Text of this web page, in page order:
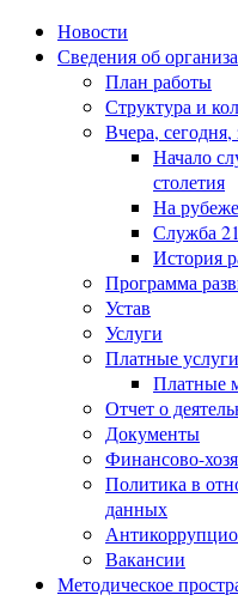
Новости
Сведения об
План работы
Структура и
Вчера,
Начало
столетия
На
Служба
История
Программа
Устав
Услуги
Платные услуги
Платные
Отчет о
Документы
Финансово-
Политика в
данных
Вакансии
Методическое